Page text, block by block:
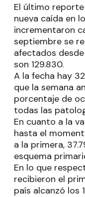
El último
nueva caída en
incrementaron
septiembre se
afectados
son 129.830.
A la fecha hay
que la semana
porcentaje de
todas las
En cuanto a la
hasta el
a la primera,
esquema
En lo que
recibieron el
país alcanzó los